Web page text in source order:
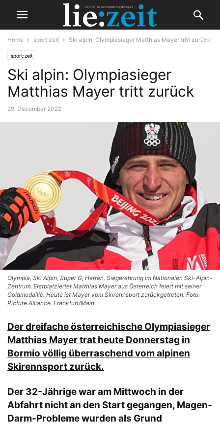
Home sport:zeit Ski alpin: Olympiasieger Matthias Mayer tritt zurück
sport:zeit
Ski alpin: Olympiasieger
Matthias Mayer tritt zurück
29. Dezember 2022
Olympia, Ski Alpin, Super G, Herren, Siegerehrung im Nationalen Ski-Alpin-
Zentrum. Erstplatzierter Matthias Mayer aus Österreich feiert mit seiner
Goldmedaille. Heute ist Mayer vom Skirennsport zurückgetreten. Foto:
Picture Alliance, Frankfurt/Main
Der dreifache österreichische Olympiasieger
Matthias Mayer trat heute Donnerstag in
Bormio völlig überraschend vom alpinen
Skirennsport zurück.
Der 32-Jährige war am Mittwoch in der
Abfahrt nicht an den Start gegangen, Magen-
Darm-Probleme wurden als Grund